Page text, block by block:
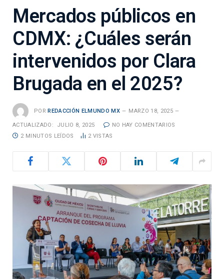
Mercados públicos en
CDMX: ¿Cuáles serán
intervenidos por Clara
Brugada en el 2025?
POR REDACCIÓN ELMUNDO MX MARZO 18, 2025
ACTUALIZADO: JULIO 8, 2025
NO HAY COMENTARIOS
2 MINUTOS LEÍDOS
2 VISTAS